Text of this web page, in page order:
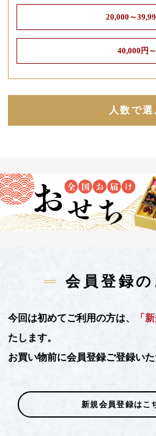
20,000～
40,000円～
人数で選
会員登録
今回は初めてご利用の方は、 「
たします。
お買い物前に会員登録ご登録いた
新規会員登録はこ